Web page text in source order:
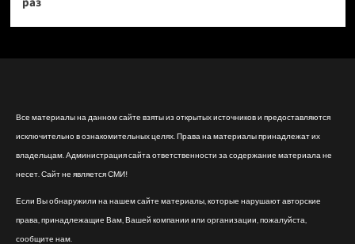
Все материалы на данном сайте взяты из открытых источников и предоставляются
исключительно в ознакомительных целях. Права на материалы принадлежат их
владельцам. Администрация сайта ответственности за содержание материала не
несет. Сайт не является СМИ!
Если Вы обнаружили на нашем сайте материалы, которые нарушают авторские
права, принадлежащие Вам, Вашей компании или организации, пожалуйста,
сообщите нам.